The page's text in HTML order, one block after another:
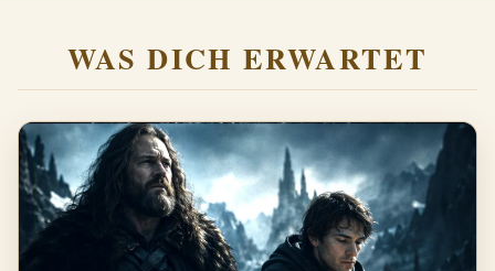
WAS DICH ERWARTET